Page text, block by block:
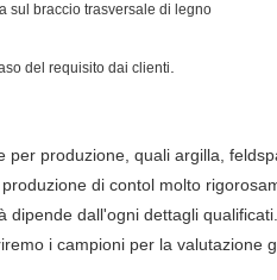
sul braccio trasversale di legno
del requisito dai clienti
produzione, quali argilla,
di contol molto
dall'ogni dettagli qualificati.
i campioni per la valutazione